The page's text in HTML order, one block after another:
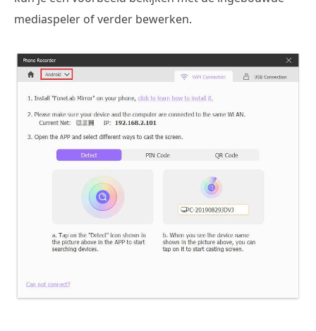
mediaspeler of verder bewerken.